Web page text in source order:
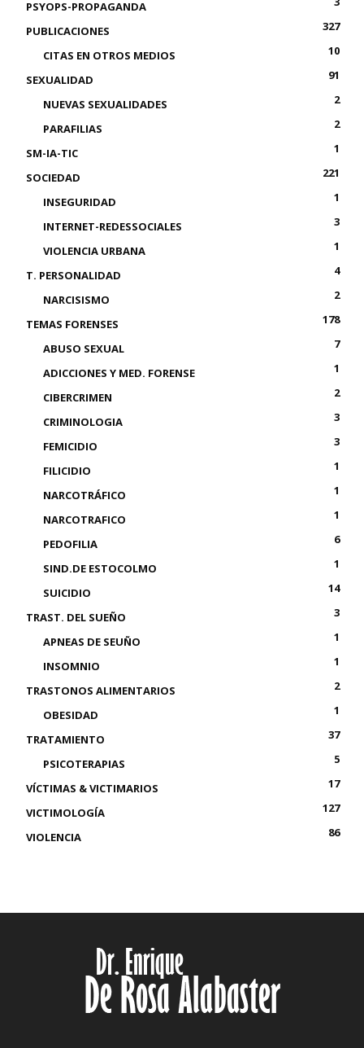
PSYOPS-PROPAGANDA
PUBLICACIONES
327
CITAS EN OTROS MEDIOS
10
SEXUALIDAD
91
NUEVAS SEXUALIDADES
2
PARAFILIAS
2
SM-IA-TIC
1
SOCIEDAD
221
INSEGURIDAD
1
INTERNET-REDESSOCIALES
3
VIOLENCIA URBANA
1
T. PERSONALIDAD
4
NARCISISMO
2
TEMAS FORENSES
178
ABUSO SEXUAL
7
ADICCIONES Y MED. FORENSE
1
CIBERCRIMEN
2
CRIMINOLOGIA
3
FEMICIDIO
3
FILICIDIO
1
NARCOTRÁFICO
1
NARCOTRAFICO
1
PEDOFILIA
6
SIND.DE ESTOCOLMO
1
SUICIDIO
14
TRAST. DEL SUEÑO
3
APNEAS DE SEUÑO
1
INSOMNIO
1
TRASTONOS ALIMENTARIOS
2
OBESIDAD
1
TRATAMIENTO
37
PSICOTERAPIAS
5
VÍCTIMAS & VICTIMARIOS
17
VICTIMOLOGÍA
127
VIOLENCIA
86